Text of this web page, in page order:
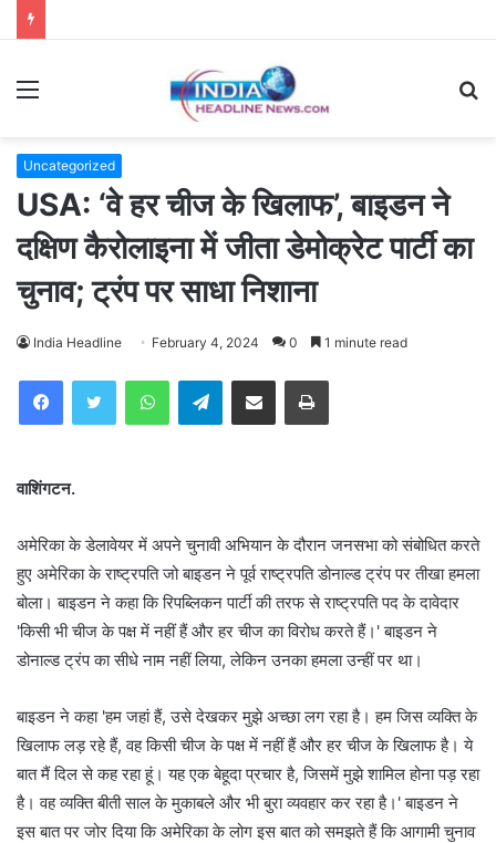
Menu
Uncategorized
USA: ‘वे हर चीज के खिलाफ’, बाइडन ने
दक्षिण कैरोलाइना में जीता डेमोक्रेट पार्टी का
चुनाव; ट्रंप पर साधा निशाना
India Headline February 4, 2024 0 1 minute read
WhatsAppTelegramShare via Email Print
वाशिंगटन.
अमेरिका के डेलावेयर में अपने चुनावी अभियान के दौरान जनसभा को संबोधित करते
हुए अमेरिका के राष्ट्रपति जो बाइडन ने पूर्व राष्ट्रपति डोनाल्ड ट्रंप पर तीखा हमला
बोला। बाइडन ने कहा कि रिपब्लिकन पार्टी की तरफ से राष्ट्रपति पद के दावेदार
'किसी भी चीज के पक्ष में नहीं हैं और हर चीज का विरोध करते हैं।' बाइडन ने
डोनाल्ड ट्रंप का सीधे नाम नहीं लिया, लेकिन उनका हमला उन्हीं पर था।
बाइडन ने कहा 'हम जहां हैं, उसे देखकर मुझे अच्छा लग रहा है। हम जिस व्यक्ति के
खिलाफ लड़ रहे हैं, वह किसी चीज के पक्ष में नहीं हैं और हर चीज के खिलाफ है। ये
बात मैं दिल से कह रहा हूं। यह एक बेहूदा प्रचार है, जिसमें मुझे शामिल होना पड़ रहा
है। वह व्यक्ति बीती साल के मुकाबले और भी बुरा व्यवहार कर रहा है।' बाइडन ने
इस बात पर जोर दिया कि अमेरिका के लोग इस बात को समझते हैं कि आगामी चुनाव